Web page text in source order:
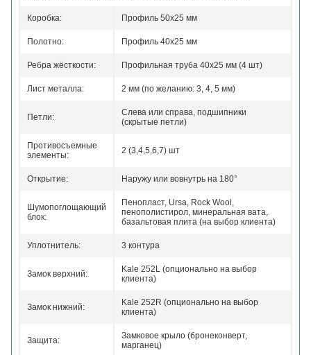
Коробка: Профиль 50x25 мм
Полотно: Профиль 40x25 мм
Ребра жёсткости: Профильная труба 40х25 мм (4 шт)
Лист металла: 2 мм (по желанию: 3, 4, 5 мм)
Петли:
Слева или справа, подшипники
(скрытые петли)
Противосъемные
элементы:
2 (3,4,5,6,7) шт
Открытие: Наружу или вовнутрь на 180°
Шумопоглощающий
блок:
Пенопласт, Ursa, Rock Wool,
пенополистирол, минеральная вата,
базальтовая плита (на выбор клиента)
Уплотнитель: 3 контура
Замок верхний:
Kale 252L (опционально на выбор
клиента)
Замок нижний:
Kale 252R (опционально на выбор
клиента)
Защита:
Замковое крыло (бронеконверт,
марганец)